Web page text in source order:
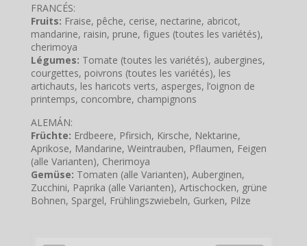
FRANCÉS:
Fruits: Fraise, pêche, cerise, nectarine, abricot,
mandarine, raisin, prune, figues (toutes les variétés),
cherimoya
Légumes: Tomate (toutes les variétés), aubergines,
courgettes, poivrons (toutes les variétés), les
artichauts, les haricots verts, asperges, l’oignon de
printemps, concombre, champignons
ALEMÁN:
Früchte: Erdbeere, Pfirsich, Kirsche, Nektarine,
Aprikose, Mandarine, Weintrauben, Pflaumen, Feigen
(alle Varianten), Cherimoya
Gemüse: Tomaten (alle Varianten), Auberginen,
Zucchini, Paprika (alle Varianten), Artischocken, grüne
Bohnen, Spargel, Frühlingszwiebeln, Gurken, Pilze